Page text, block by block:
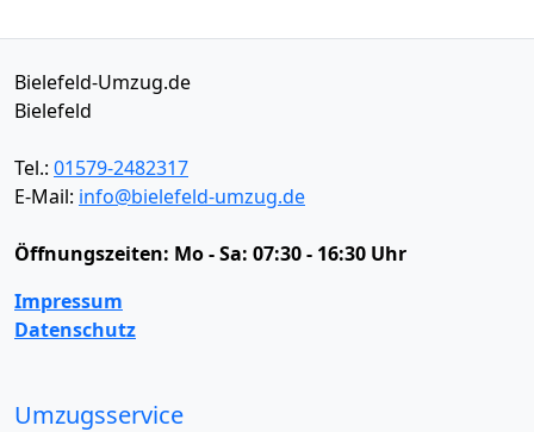
Bielefeld-Umzug.de
Bielefeld
Tel.: 01579-2482317
E-Mail: info@bielefeld-umzug.de
Öffnungszeiten: Mo - Sa: 07:30 - 16:30 Uhr
Impressum
Datenschutz
Umzugsservice